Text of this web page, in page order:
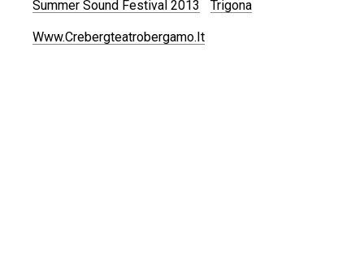
Summer Sound Festival 2013 Trigona
Www.crebergteatrobergamo.it